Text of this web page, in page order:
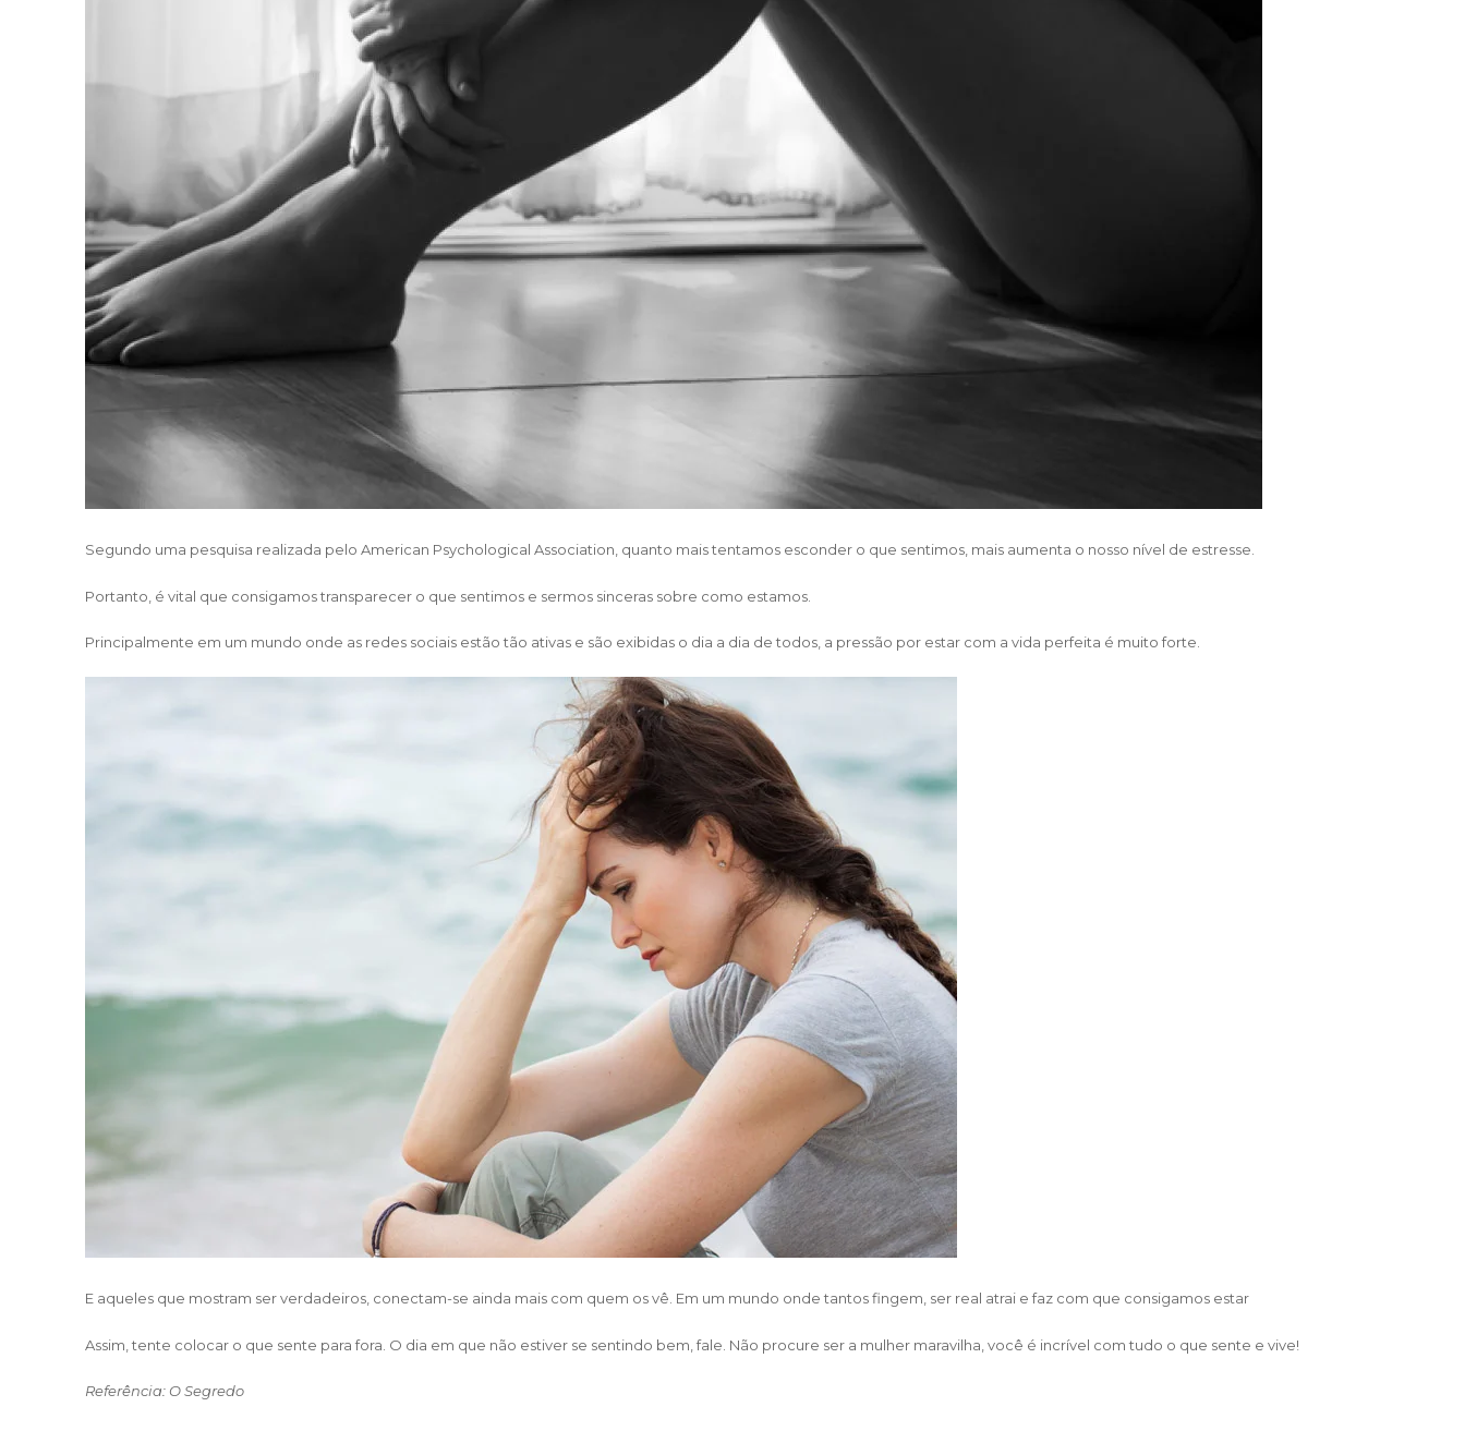
Segundo uma pesquisa realizada pelo American Psychological Association, quanto mais tentamos esconder o que sentimos, mais aumenta o nosso nível de estresse.
Portanto, é vital que consigamos transparecer o que sentimos e sermos sinceras sobre como estamos.
Principalmente em um mundo onde as redes sociais estão tão ativas e são exibidas o dia a dia de todos, a pressão por estar com a vida perfeita é muito forte.
E aqueles que mostram ser verdadeiros, conectam-se ainda mais com quem os vê. Em um mundo onde tantos fingem, ser real atrai e faz com que consigamos estar
Assim, tente colocar o que sente para fora. O dia em que não estiver se sentindo bem, fale. Não procure ser a mulher maravilha, você é incrível com tudo o que sente e vive!
Referência: O Segredo